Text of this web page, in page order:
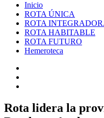
Inicio
ROTA ÚNICA
ROTA
ROTA HABITABLE
ROTA FUTURO
Hemeroteca
Rota lidera la